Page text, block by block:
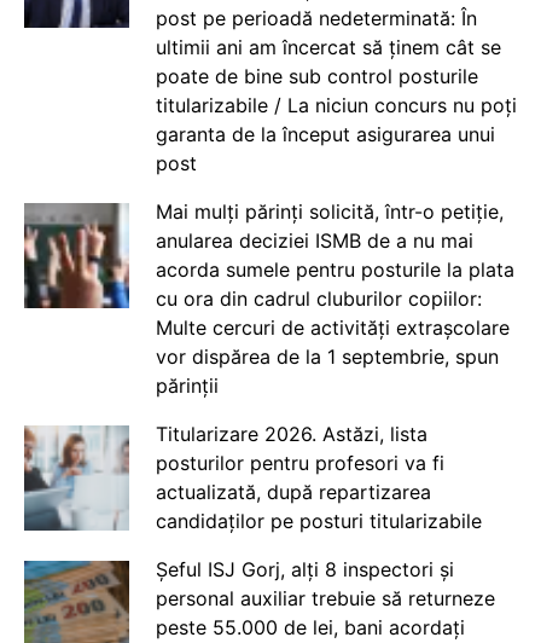
post pe perioadă nedeterminată: În
ultimii ani am încercat să ținem cât se
poate de bine sub control posturile
titularizabile / La niciun concurs nu poți
garanta de la început asigurarea unui
post
Mai mulți părinți solicită, într-o petiție,
anularea deciziei ISMB de a nu mai
acorda sumele pentru posturile la plata
cu ora din cadrul cluburilor copiilor:
Multe cercuri de activități extrașcolare
vor dispărea de la 1 septembrie, spun
părinții
Titularizare 2026. Astăzi, lista
posturilor pentru profesori va fi
actualizată, după repartizarea
candidaților pe posturi titularizabile
Șeful ISJ Gorj, alți 8 inspectori și
personal auxiliar trebuie să returneze
peste 55.000 de lei, bani acordați